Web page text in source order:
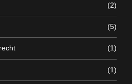
(2)
(5)
(1)
(1)